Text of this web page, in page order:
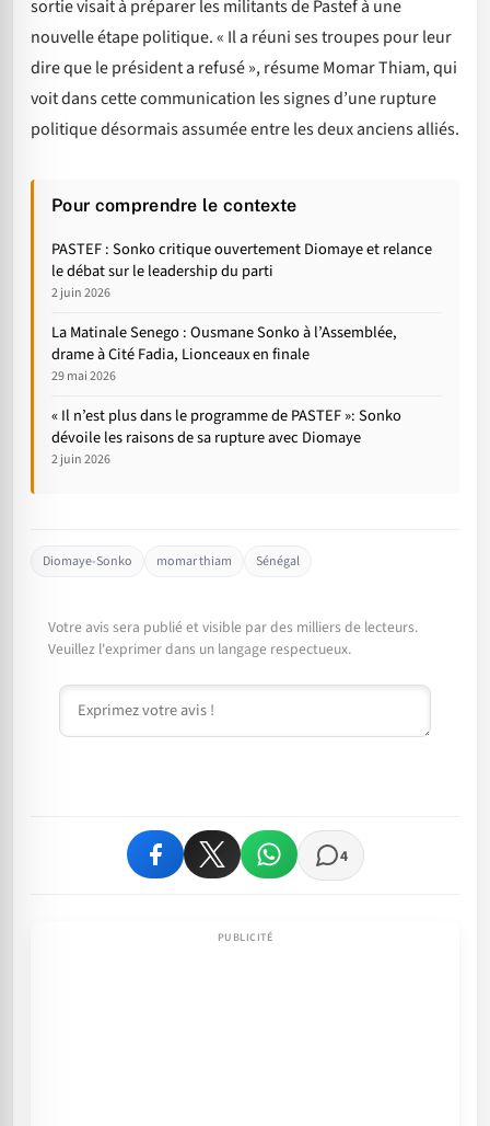
sortie visait à préparer les militants de Pastef à une
nouvelle étape politique. « Il a réuni ses troupes pour leur
dire que le président a refusé », résume Momar Thiam, qui
voit dans cette communication les signes d’une rupture
politique désormais assumée entre les deux anciens alliés.
Pour comprendre le contexte
PASTEF : Sonko critique ouvertement Diomaye et relance
le débat sur le leadership du parti
2 juin 2026
La Matinale Senego : Ousmane Sonko à l’Assemblée,
drame à Cité Fadia, Lionceaux en finale
29 mai 2026
« Il n’est plus dans le programme de PASTEF »: Sonko
dévoile les raisons de sa rupture avec Diomaye
2 juin 2026
Diomaye-Sonko momar thiam Sénégal
Votre avis sera publié et visible par des milliers de lecteurs.
Veuillez l'exprimer dans un langage respectueux.
Commentaire
4